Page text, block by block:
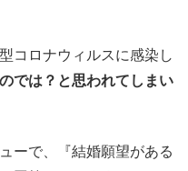
コロナウィルスに感染し
では？と思われてしまい
ーで、『結婚願望がある